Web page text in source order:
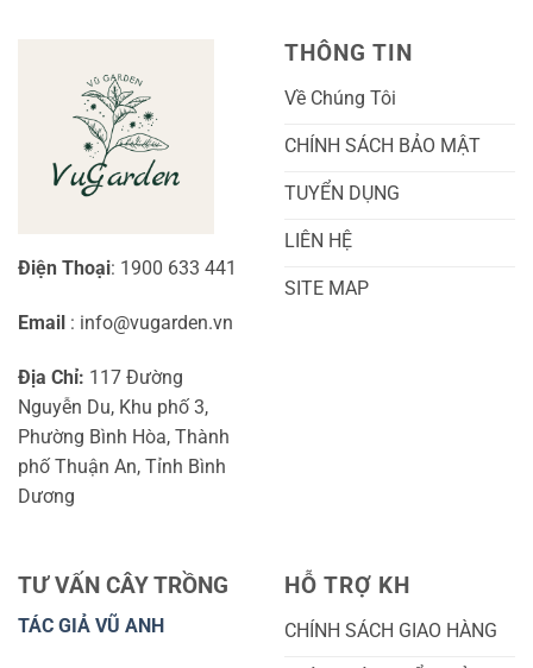
Cho
Người
Mới
Bắt
Đầu
Chi
Tiết
Và
Toàn
Diện
Điện Thoại: 1900 633 441
Email : info@vugarden.vn
Địa Chỉ: 117 Đường
Nguyễn Du, Khu phố 3,
Phường Bình Hòa, Thành
phố Thuận An, Tỉnh Bình
Dương
THÔNG TIN
Về Chúng Tôi
CHÍNH SÁCH BẢO MẬT
TUYỂN DỤNG
LIÊN HỆ
SITE MAP
TƯ VẤN CÂY TRỒNG
TÁC GIẢ VŨ ANH
HỖ TRỢ KH
CHÍNH SÁCH GIAO HÀNG